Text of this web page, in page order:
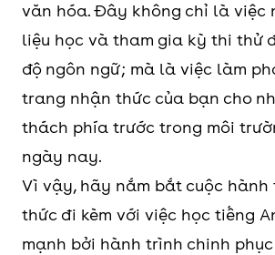
văn hóa. Đây không chỉ là việc
liệu học và tham gia kỳ thi thử
độ ngôn ngữ; mà là việc làm
trang nhận thức của bạn cho
thách phía trước trong môi
ngày nay.
Vì vậy, hãy nắm bắt cuộc hành
thức đi kèm với việc học tiếng
mạnh bởi hành trình chinh phục